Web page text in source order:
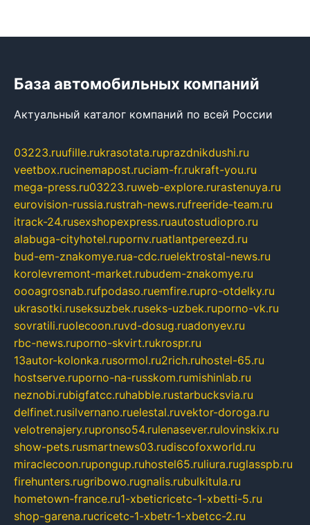
База автомобильных компаний
Актуальный каталог компаний по всей России
03223.ruufille.rukrasotata.ruprazdnikdushi.ru
veetbox.rucinemapost.ruciam-fr.rukraft-you.ru
mega-press.ru03223.ruweb-explore.rurastenuya.ru
eurovision-russia.rustrah-news.rufreeride-team.ru
itrack-24.rusexshopexpress.ruautostudiopro.ru
alabuga-cityhotel.rupornv.ruatlantpereezd.ru
bud-em-znakomye.rua-cdc.ruelektrostal-news.ru
korolevremont-market.rubudem-znakomye.ru
oooagrosnab.rufpodaso.ruemfire.rupro-otdelky.ru
ukrasotki.ruseksuzbek.ruseks-uzbek.ruporno-vk.ru
sovratili.ruolecoon.ruvd-dosug.ruadonyev.ru
rbc-news.ruporno-skvirt.rukrospr.ru
13autor-kolonka.rusormol.ru2rich.ruhostel-65.ru
hostserve.ruporno-na-russkom.rumishinlab.ru
neznobi.rubigfatcc.ruhabble.rustarbucksvia.ru
delfinet.rusilvernano.ruelestal.ruvektor-doroga.ru
velotrenajery.rupronso54.rulenasever.rulovinskix.ru
show-pets.rusmartnews03.rudiscofoxworld.ru
miraclecoon.rupongup.ruhostel65.ruliura.ruglasspb.ru
firehunters.rugribowo.rugnalis.rubulkitula.ru
hometown-france.ru1-xbeticricetc-1-xbetti-5.ru
shop-garena.rucricetc-1-xbetr-1-xbetcc-2.ru